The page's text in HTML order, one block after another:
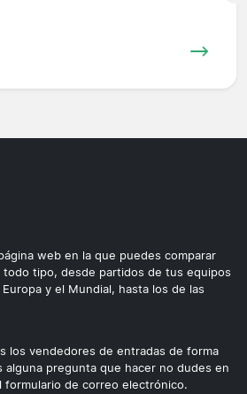
web en la que puedes comparar
todo tipo, desde partidos de tus equipos
y el Mundial, hasta los de las
los vendedores de entradas de forma
alguna pregunta que hacer no dudes en
formulario de correo electrónico.